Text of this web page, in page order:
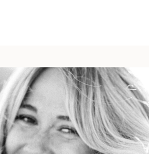
vragen via het chat-
dan meteen even mee